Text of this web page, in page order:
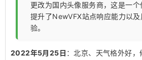
更改为国内头像服务商，这是一
提升了NewVFX站点响应能力以
验。
2022年5月25日 ：北京、天气格外好，